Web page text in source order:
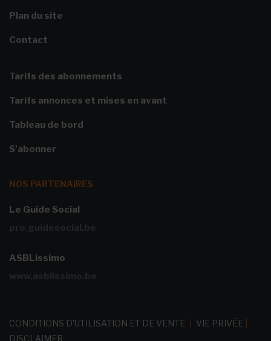
Plan du site
Contact
Tarifs des abonnements
Tarifs annonces et mises en avant
Tableau de bord
S'abonner
NOS PARTENAIRES
Le Guide Social
pro.guidesocial.be
ASBLissimo
www.asblissimo.be
CONDITIONS D'UTILISATION ET DE VENTE VIE PRIVÉE
DISCLAIMER